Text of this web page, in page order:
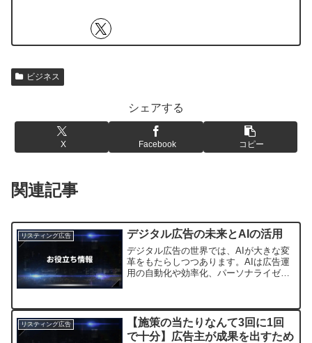
ビジネス
シェアする
X Facebook コピー
関連記事
リスティング広告 デジタル広告の未来とAIの活用
デジタル広告の世界では、AIが大きな変
革をもたらしつつあります。AIは広告運
用の自動化や効率化、パーソナライゼー
を与えています。今後、AIの技術がさら
に進化すれば、広告...
リスティング広告
【施策の当たりなんて3回に1回
で十分】広告主が成果を出すため